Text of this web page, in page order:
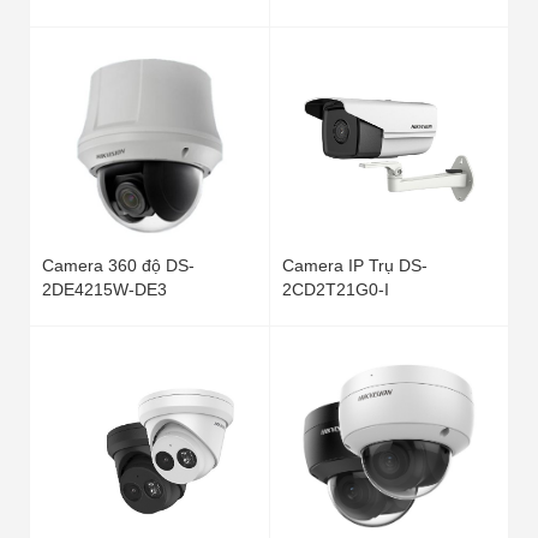
Camera 360 độ DS-
2DE4215W-DE3
Camera IP Trụ DS-
2CD2T21G0-I